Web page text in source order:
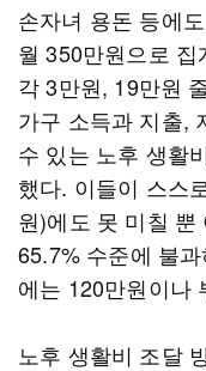
손자녀 용돈 등에
월 350만원으로
각 3만원, 19만원
가구 소득과 지출,
수 있는 노후 생활
했다. 이들이 스스
원)에도 못 미칠 뿐
65.7% 수준에 불
에는 120만원이나
노후 생활비 조달